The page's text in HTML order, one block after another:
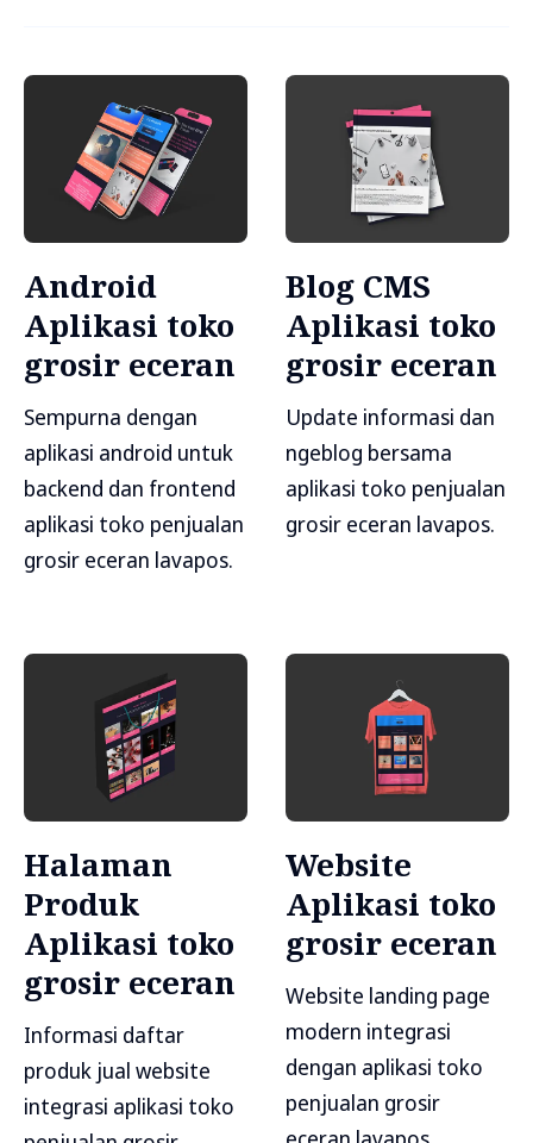
Android
Aplikasi toko
grosir eceran
Sempurna dengan
aplikasi android untuk
backend dan frontend
aplikasi toko penjualan
grosir eceran lavapos.
Blog CMS
Aplikasi toko
grosir eceran
Update informasi dan
ngeblog bersama
aplikasi toko penjualan
grosir eceran lavapos.
Halaman
Produk
Aplikasi toko
grosir eceran
Informasi daftar
produk jual website
integrasi aplikasi toko
Website
Aplikasi toko
grosir eceran
Website landing page
modern integrasi
dengan aplikasi toko
penjualan grosir